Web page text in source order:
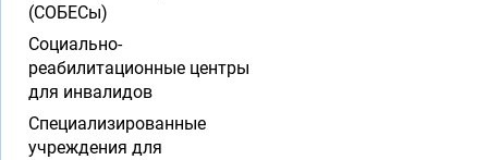
(СОБЕСы)
Социально-
реабилитационные центры
для инвалидов
Специализированные
учреждения для